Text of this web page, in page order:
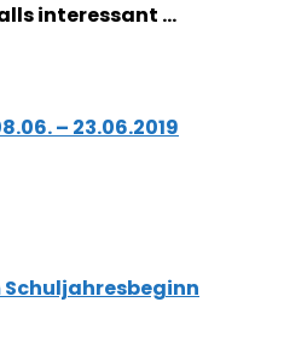
interessant …
– 23.06.2019